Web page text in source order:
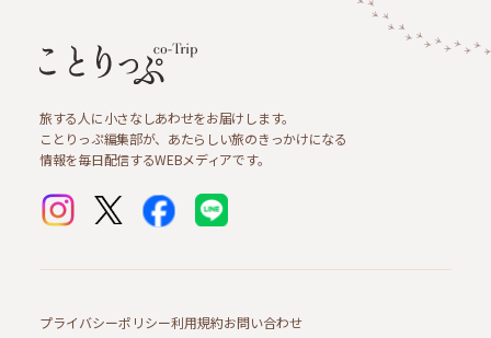
旅する人に小さなしあわせをお届けします。
ことりっぷ編集部が、あたらしい旅のきっかけになる
情報を毎日配信するWEBメディアです。
プライバシーポリシー利用規約お問い合わせ